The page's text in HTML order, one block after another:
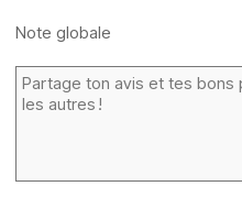
Note globale